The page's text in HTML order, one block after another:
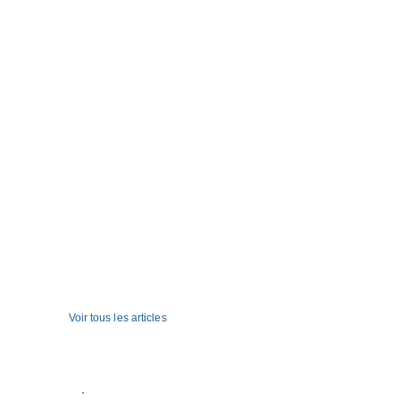
Voir tous les articles